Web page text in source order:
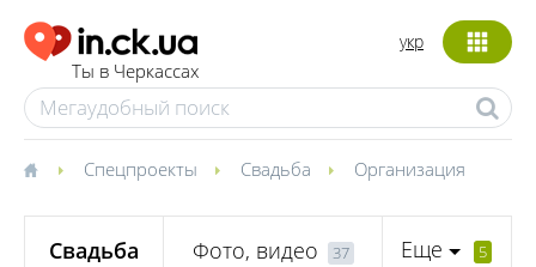
Ты в Черкассах
укр
Спецпроекты Свадьба Организация
Свадьба Фото, видео 37 Еще 5